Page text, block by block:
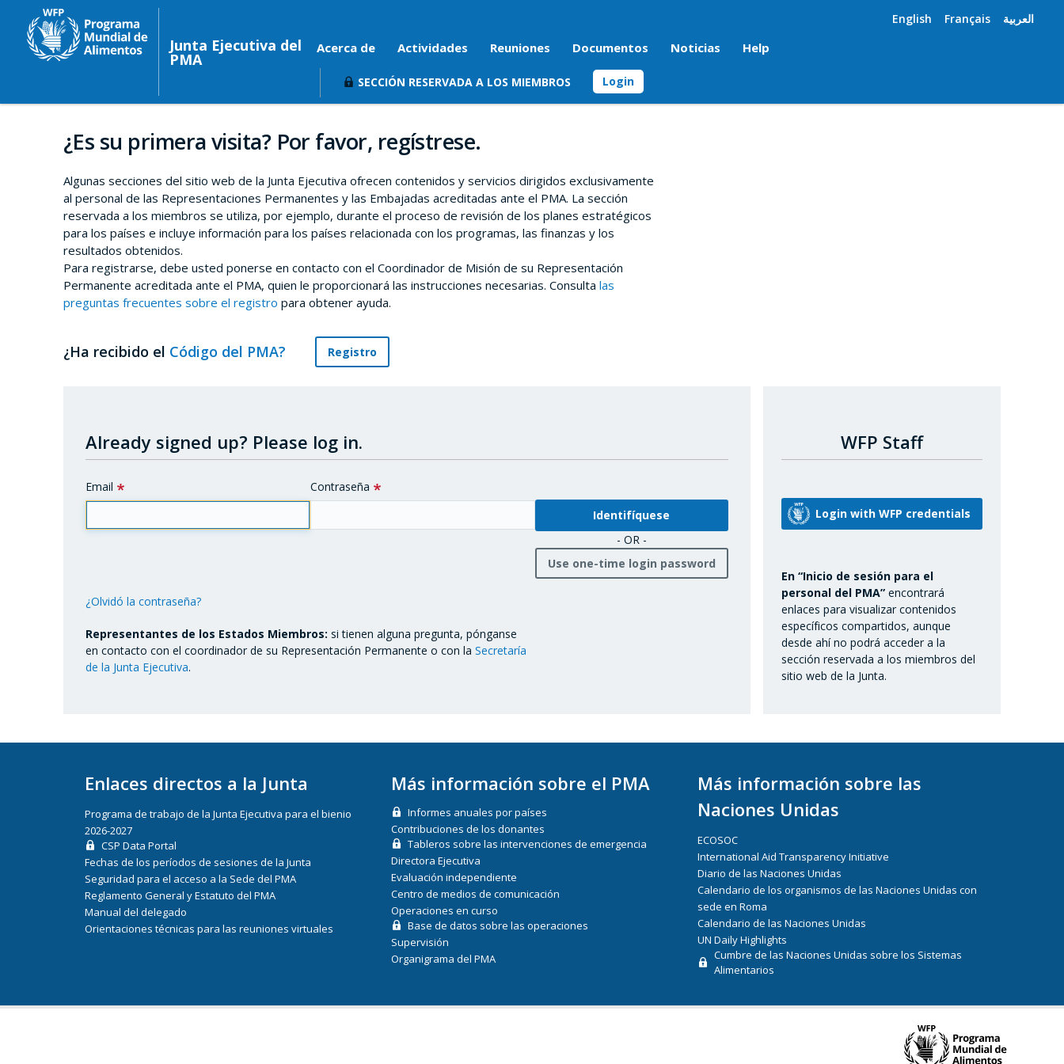
Junta Ejecutiva del
PMA
English Français العربية
Acerca de Actividades Reuniones Documentos Noticias Help
SECCIÓN RESERVADA A LOS MIEMBROS Login
¿Es su primera visita? Por favor, regístrese.
Algunas secciones del sitio web de la Junta Ejecutiva ofrecen contenidos y servicios dirigidos exclusivamente
al personal de las Representaciones Permanentes y las Embajadas acreditadas ante el PMA. La sección
reservada a los miembros se utiliza, por ejemplo, durante el proceso de revisión de los planes estratégicos
para los países e incluye información para los países relacionada con los programas, las finanzas y los
resultados obtenidos.
Para registrarse, debe usted ponerse en contacto con el Coordinador de Misión de su Representación
Permanente acreditada ante el PMA, quien le proporcionará las instrucciones necesarias. Consulta las
preguntas frecuentes sobre el registro para obtener ayuda.
¿Ha recibido el Código del PMA? Registro
WFP Staff
En “Inicio de sesión para el
personal del PMA” encontrará
enlaces para visualizar contenidos
específicos compartidos, aunque
desde ahí no podrá acceder a la
sección reservada a los miembros del
sitio web de la Junta.
Already signed up? Please log in.
Email Contraseña
- OR -
Use one-time login password
¿Olvidó la contraseña?
Representantes de los Estados Miembros: si tienen alguna pregunta, pónganse
en contacto con el coordinador de su Representación Permanente o con la Secretaría
de la Junta Ejecutiva.
Enlaces directos a la Junta
Programa de trabajo de la Junta Ejecutiva para el bienio
2026-2027
CSP Data Portal
Fechas de los períodos de sesiones de la Junta
Seguridad para el acceso a la Sede del PMA
Reglamento General y Estatuto del PMA
Manual del delegado
Orientaciones técnicas para las reuniones virtuales
Más información sobre el PMA
Informes anuales por países
Contribuciones de los donantes
Tableros sobre las intervenciones de emergencia
Directora Ejecutiva
Evaluación independiente
Centro de medios de comunicación
Operaciones en curso
Base de datos sobre las operaciones
Supervisión
Organigrama del PMA
Más información sobre las
Naciones Unidas
ECOSOC
International Aid Transparency Initiative
Diario de las Naciones Unidas
Calendario de los organismos de las Naciones Unidas con
sede en Roma
Calendario de las Naciones Unidas
UN Daily Highlights
Cumbre de las Naciones Unidas sobre los Sistemas
Alimentarios